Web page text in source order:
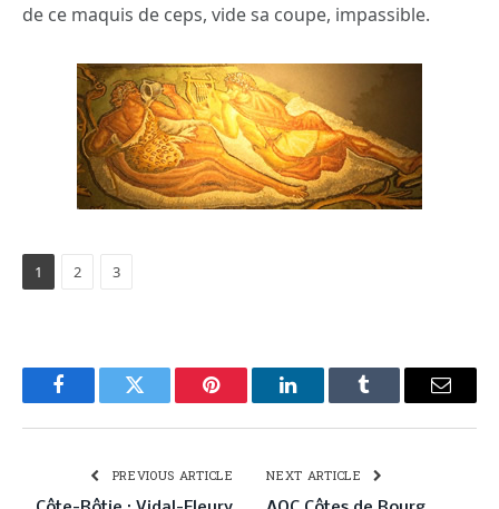
de ce maquis de ceps, vide sa coupe, impassible.
1 2 3
FacebookTwitter Pinterest LinkedInTumblr Email
PREVIOUS ARTICLE
NEXT ARTICLE